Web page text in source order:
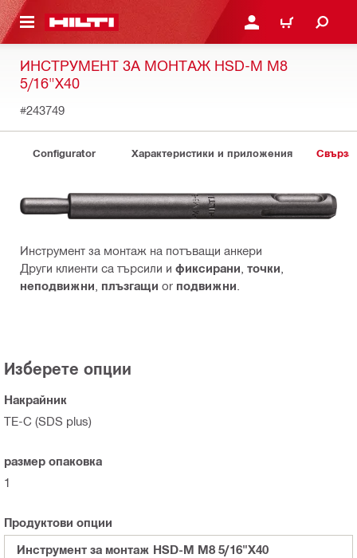
СЪДЪРЖАНИЕ ВЛЕЗ ИЛИ СЕ
КОЛИЧКА
ИНСТРУМЕНТ ЗА МОНТАЖ HSD-M M8
5/16"X40
#243749
Configurator Характеристики и приложения
Инструмент за монтаж на потъващи анкери
Други клиенти са търсили и фиксирани точки
неподвижни плъзгащи or подвижни
Изберете опции
Накрайник
TE-C (SDS plus)
размер опаковка
1
Продуктови опции
Инструмент за монтаж HSD-M M8 5/16"X40